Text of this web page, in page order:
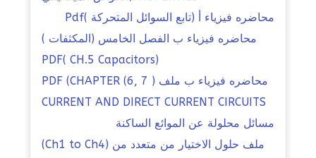
محاضره فيزياء أ (تابع السوائل المتحركة )Pdf
محاضره فيزياء ب الفصل الخامس (المكثفات )
(PDF( CH.5 Capacitors
محاضره فيزياء ب ملف PDF (CHAPTER (6, 7 )
CURRENT AND DIRECT CURRENT CIRCUITS
مسائل محلولة عن الموائع الساكنة
ملف حلول الاختيار من متعدد من (Ch1 to Ch4)